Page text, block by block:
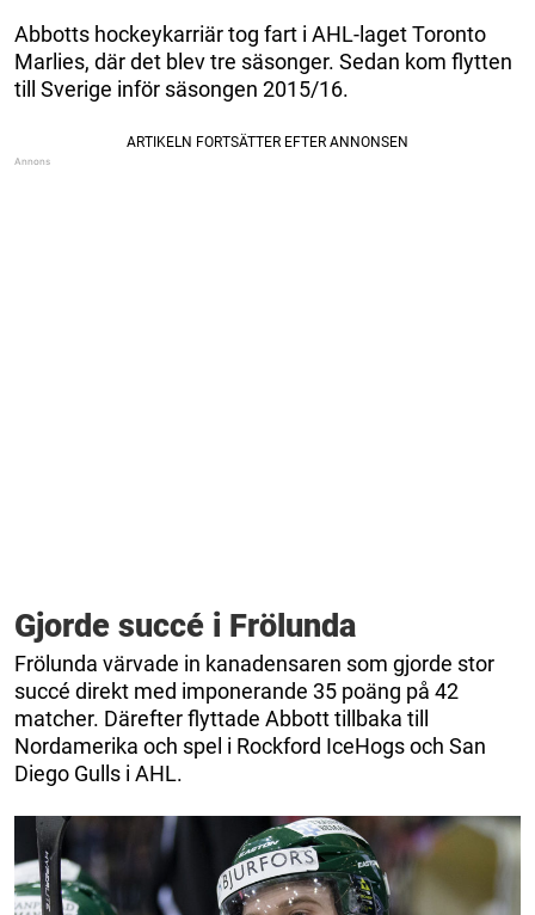
Abbotts hockeykarriär tog fart i AHL-laget Toronto
Marlies, där det blev tre säsonger. Sedan kom flytten
till Sverige inför säsongen 2015/16.
Gjorde succé i Frölunda
Frölunda värvade in kanadensaren som gjorde stor
succé direkt med imponerande 35 poäng på 42
matcher. Därefter flyttade Abbott tillbaka till
Nordamerika och spel i Rockford IceHogs och San
Diego Gulls i AHL.